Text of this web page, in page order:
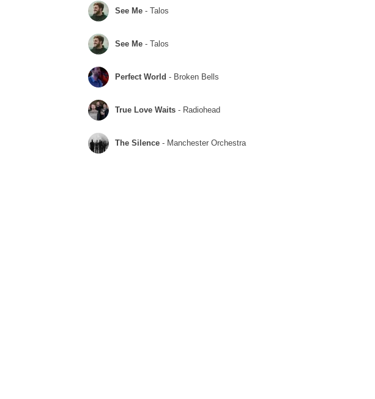
See Me- Talos
See Me- Talos
Perfect World - Broken Bells
True Love Waits- Radiohead
The Silence- Manchester Orchestra